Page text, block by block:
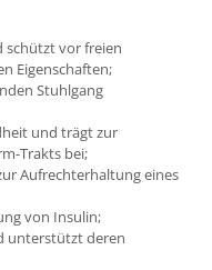
vor freien
Eigenschaften;
Stuhlgang
und trägt zur
Trakts bei;
Aufrechterhaltung eines
von Insulin;
unterstützt deren